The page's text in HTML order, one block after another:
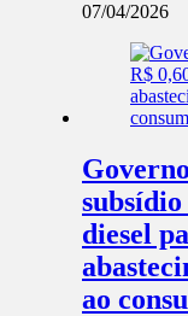
07/04/2026
diesel
ao